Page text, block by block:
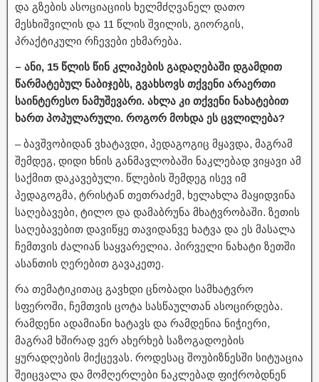
და გზების ასოციაციის ხელმძღვანელ დათო
მესხიშვილის და 11 წლის შვილის, გიორგის,
პრაქტიკული რჩევები ეხმარება.
– ანი, 15 წლის წინ კლიპების გადაღებაში დგამდით
წარმატებულ ნაბიჯებს, გვახსოვს თქვენი არაერთი
საინტერესო ნამუშევარი. ახლა კი თქვენი ნახატებით
ხართ პოპულარული. როგორ მოხდა ეს ცვლილება?
– ბავშვობიდან ვხატავდი, პედაგოგიც მყავდა, მაგრამ
შემდეგ, დიდი ხნის განმავლობაში ნაკლებად ვიყავი ამ
საქმით დაკავებული. წლების შემდეგ ისევ იმ
პედაგოგმა, ტრისტან თეთრაძემ, ხელახლა მაყიდვინა
საღებავები, ტილო და დამაბრუნა მხატვრობაში. ზეთის
საღებავებით დავიწყე თავიდანვე ხატვა და ეს მასალა
ჩემთვის ძალიან საყვარელია. პირველი ნახატი ზეთში
ასანთის ღერებით გავაკეთე.
რა თემატიკითაც გავხდი ცნობადი სამხატვრო
სფეროში, ჩემთვის ცოტა სასწაულთან ასოცირდება.
რამდენი ადამიანი ხატავს და რამდენია ნიჭიერი,
მაგრამ ხშირად ვერ ახერხებ საზოგადოების
ყურადღების მიქცევას. როდესაც შოუბიზნესში სიტუაცია
შეიცვალა და მომღერლები ნაკლებად ფიქრობდნენ